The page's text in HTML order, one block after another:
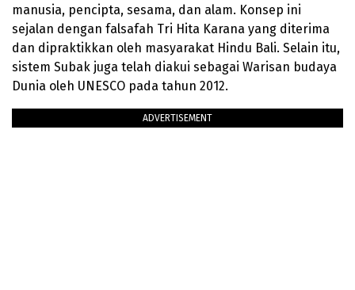
manusia, pencipta, sesama, dan alam. Konsep ini
sejalan dengan falsafah Tri Hita Karana yang diterima
dan dipraktikkan oleh masyarakat Hindu Bali. Selain itu,
sistem Subak juga telah diakui sebagai Warisan budaya
Dunia oleh UNESCO pada tahun 2012.
ADVERTISEMENT